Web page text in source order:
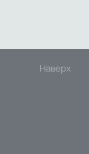
Наверх